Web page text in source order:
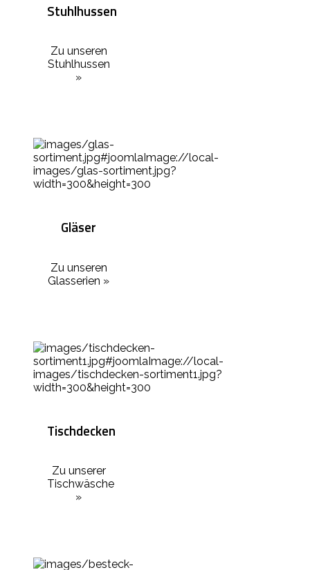
Stuhlhussen
Zu unseren
Stuhlhussen
»
Gläser
Zu unseren
Glasserien »
Tischdecken
Zu unserer
Tischwäsche
»